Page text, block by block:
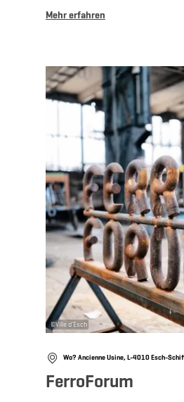
Mehr erfahren
©Ville d'Esch
Wo? Ancienne Usine, L-4010 Esch-
FerroForum